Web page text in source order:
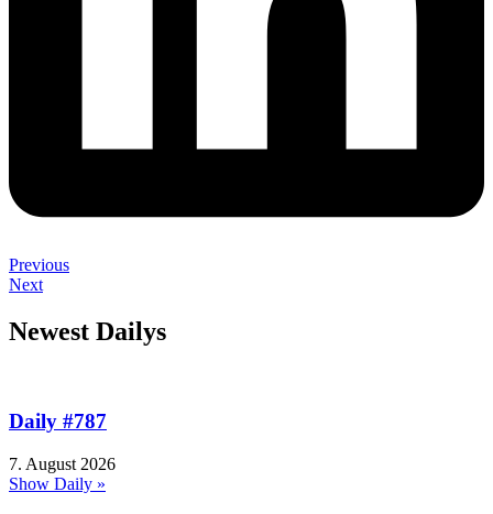
Previous
Next
Newest Dailys
Daily #787
7. August 2026
Show Daily »